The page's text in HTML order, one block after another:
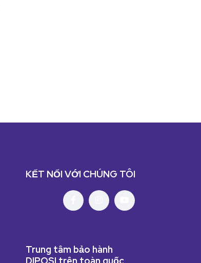
KẾT NỐI VỚI CHÚNG TÔI
Trung tâm bảo hành